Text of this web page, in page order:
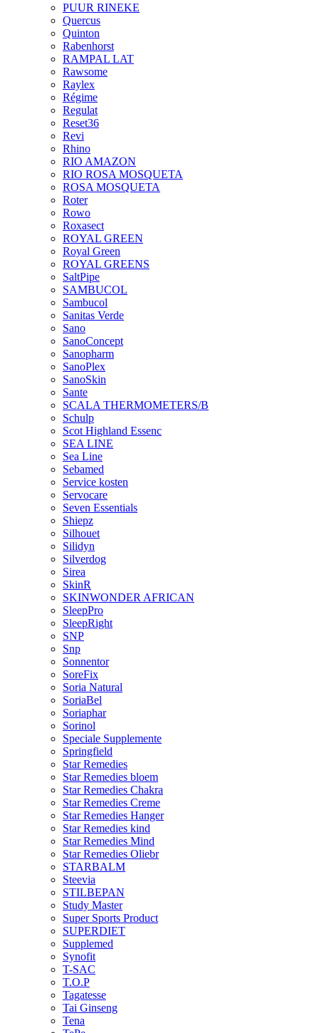
PUUR RINEKE
Quercus
Quinton
Rabenhorst
RAMPAL LAT
Rawsome
Raylex
Régime
Regulat
Reset36
Revi
Rhino
RIO AMAZON
RIO ROSA MOSQUETA
ROSA MOSQUETA
Roter
Rowo
Roxasect
ROYAL GREEN
Royal Green
ROYAL GREENS
SaltPipe
SAMBUCOL
Sambucol
Sanitas Verde
Sano
SanoConcept
Sanopharm
SanoPlex
SanoSkin
Sante
SCALA THERMOMETERS/B
Schulp
Scot Highland Essenc
SEA LINE
Sea Line
Sebamed
Service kosten
Servocare
Seven Essentials
Shiepz
Silhouet
Silidyn
Silverdog
Sirea
SkinR
SKINWONDER AFRICAN
SleepPro
SleepRight
SNP
Snp
Sonnentor
SoreFix
Soria Natural
SoriaBel
Soriaphar
Sorinol
Speciale Supplemente
Springfield
Star Remedies
Star Remedies bloem
Star Remedies Chakra
Star Remedies Creme
Star Remedies Hanger
Star Remedies kind
Star Remedies Mind
Star Remedies Oliebr
STARBALM
Steevia
STILBEPAN
Study Master
Super Sports Product
SUPERDIET
Supplemed
Synofit
T-SAC
T.O.P
Tagatesse
Tai Ginseng
Tena